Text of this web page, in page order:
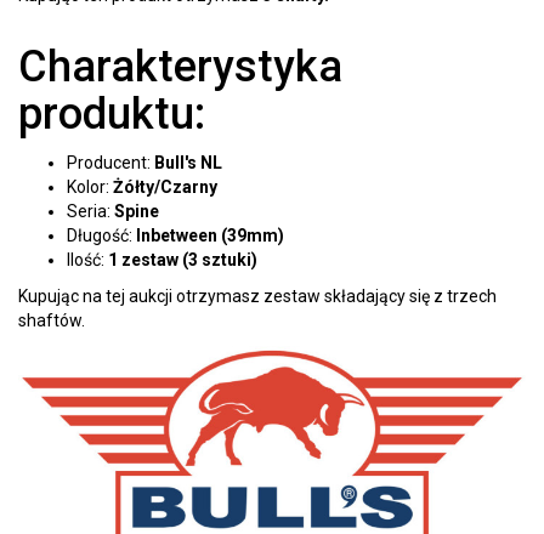
Charakterystyka
produktu:
Producent: Bull's NL
Kolor: Żółty/Czarny
Seria: Spine
Długość: Inbetween (39mm)
Ilość: 1 zestaw (3 sztuki)
Kupując na tej aukcji otrzymasz zestaw składający się z trzech
shaftów.